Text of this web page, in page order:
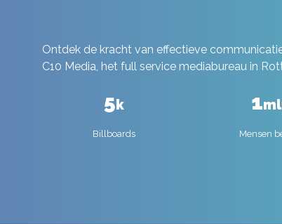
Ontdek de kracht van effectieve
C10 Media, het full service mediabureau in
5k
Billboards
1
Mensen